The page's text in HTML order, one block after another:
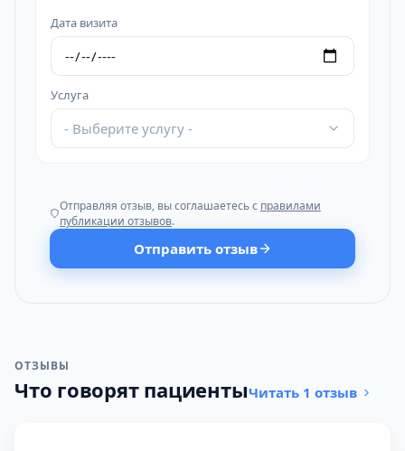
Дата визита
Услуга
- Выберите услугу -
Отправляя отзыв, вы соглашаетесь с правилами
публикации отзывов.
Отправить отзыв
ОТЗЫВЫ
Что говорят пациентыЧитать 1 отзыв